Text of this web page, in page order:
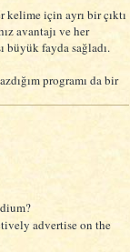
kelime için ayrı bir çıktı
avantajı ve her
büyük fayda sağladı.
programı da bir
advertise on the